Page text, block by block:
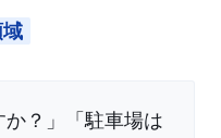
か？」「駐車場は